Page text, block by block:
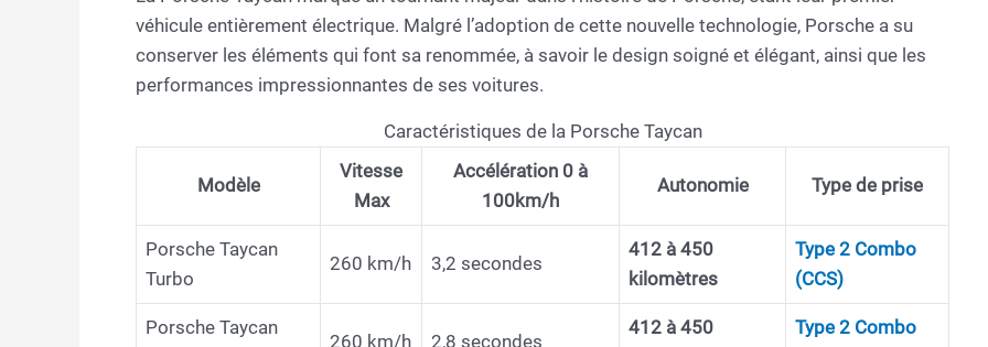
véhicule entièrement électrique. Malgré l’adoption de cette nouvelle technologie, Porsche a su
conserver les éléments qui font sa renommée, à savoir le design soigné et élégant, ainsi que les
performances impressionnantes de ses voitures.
Caractéristiques de la Porsche Taycan
Modèle
Vitesse
Max
Accélération 0 à
100km/h
Autonomie Type de prise
Porsche Taycan
Turbo
260 km/h 3,2 secondes
412 à 450
kilomètres
Type 2 Combo
(CCS)
Porsche Taycan
260 km/h 2,8 secondes
412 à 450
Type 2 Combo